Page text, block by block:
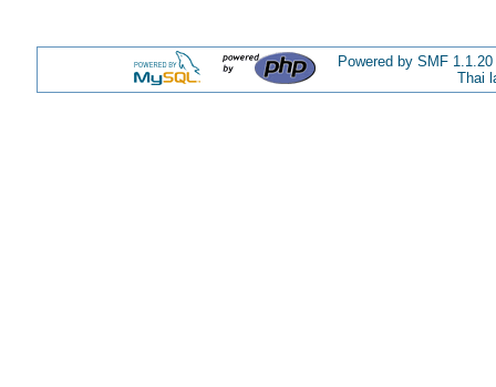
Powered by SMF 1.1.20
Thai